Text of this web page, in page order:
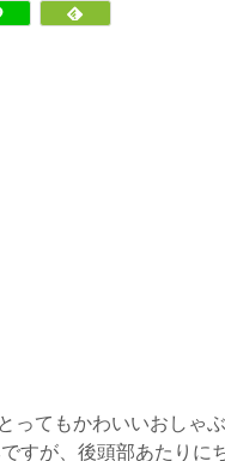
ってもかわいいおしゃ
すが、後頭部あたりに